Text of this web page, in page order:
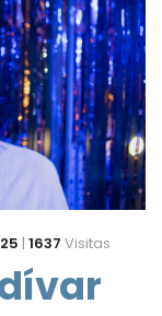
| 1637 Visitas